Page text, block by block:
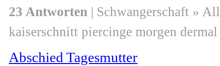
23 Antworten | Schwangerschaft »
kaiserschnitt piercinge morgen
Abschied Tagesmutter